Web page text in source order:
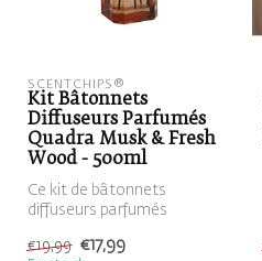
SCENTCHIPS®
Kit Bâtonnets
Diffuseurs Parfumés
Quadra Musk & Fresh
Wood - 500ml
Ce kit de bâtonnets
diffuseurs parfumés
marron, rempli de ...
€19,99 €17,99